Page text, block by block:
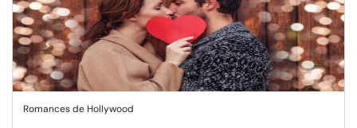
Romances de Hollywood